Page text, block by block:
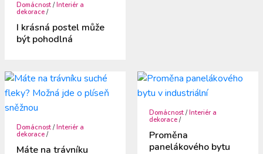
Domácnost /Interiér a
dekorace /
I krásná postel může
být pohodlná
Domácnost /Interiér a
dekorace /
Máte na trávníku
Domácnost /Interiér a
dekorace /
Proměna
panelákového bytu